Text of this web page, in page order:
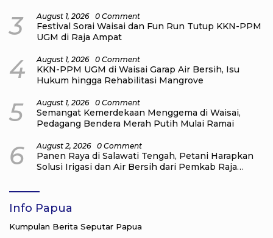
3 August 1, 2026 0 Comment
Festival Sorai Waisai dan Fun Run Tutup KKN-PPM
UGM di Raja Ampat
4 August 1, 2026 0 Comment
KKN-PPM UGM di Waisai Garap Air Bersih, Isu
Hukum hingga Rehabilitasi Mangrove
5 August 1, 2026 0 Comment
Semangat Kemerdekaan Menggema di Waisai,
Pedagang Bendera Merah Putih Mulai Ramai
6 August 2, 2026 0 Comment
Panen Raya di Salawati Tengah, Petani Harapkan
Solusi Irigasi dan Air Bersih dari Pemkab Raja
Info Papua
Kumpulan Berita Seputar Papua